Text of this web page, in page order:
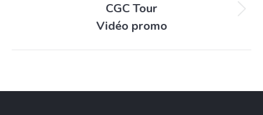
CGC Tour
Vidéo promo